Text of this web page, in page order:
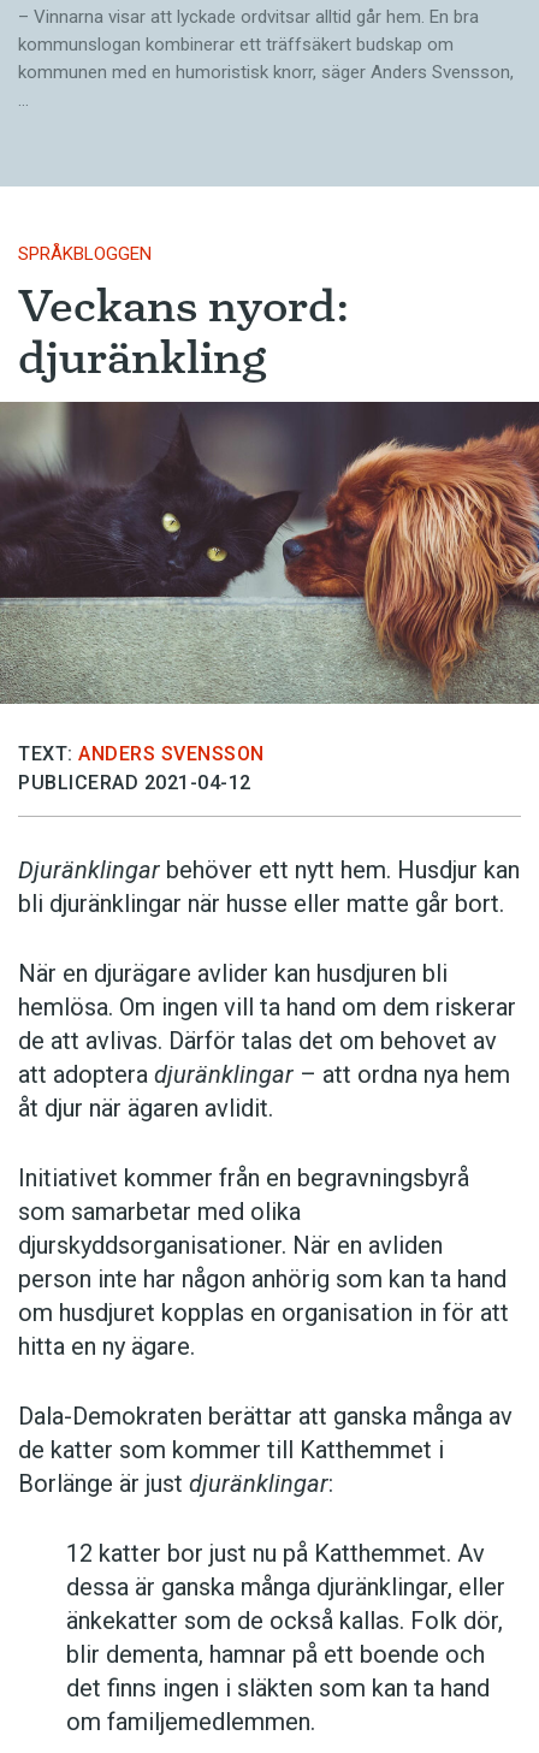
– Vinnarna visar att lyckade ordvitsar alltid går hem. En bra
kommunslogan kombinerar ett träffsäkert budskap om
kommunen med en humoristisk knorr, säger Anders Svensson,
…
SPRÅKBLOGGEN
Veckans nyord:
djuränkling
TEXT: ANDERS SVENSSON
PUBLICERAD 2021-04-12
Djuränklingar behöver ett nytt hem. Husdjur kan
bli djuränklingar när husse eller matte går bort.
När en djurägare avlider kan husdjuren bli
hemlösa. Om ingen vill ta hand om dem riskerar
de att avlivas. Därför talas det om behovet av
att adoptera djuränklingar – att ordna nya hem
åt djur när ägaren avlidit.
Initiativet kommer från en begravningsbyrå
som samarbetar med olika
djurskyddsorganisationer. När en avliden
person inte har någon anhörig som kan ta hand
om husdjuret kopplas en organisation in för att
hitta en ny ägare.
Dala-Demokraten berättar att ganska många av
de katter som kommer till Katthemmet i
Borlänge är just djuränklingar:
12 katter bor just nu på Katthemmet. Av
dessa är ganska många djuränklingar, eller
änkekatter som de också kallas. Folk dör,
blir dementa, hamnar på ett boende och
det finns ingen i släkten som kan ta hand
om familjemedlemmen.